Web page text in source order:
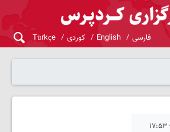
فارسی English کوردی Türkçe